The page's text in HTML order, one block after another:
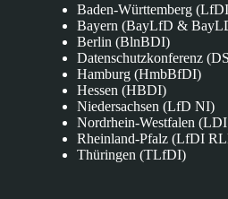
Baden-Württemberg
Bayern (BayLfD &
Berlin (BlnBDI)
Datenschutzkonferenz
Hamburg (HmbBfDI)
Hessen (HBDI)
Niedersachsen (LfD NI)
Nordrhein-Westfalen
Rheinland-Pfalz (LfDI
Thüringen (TLfDI)